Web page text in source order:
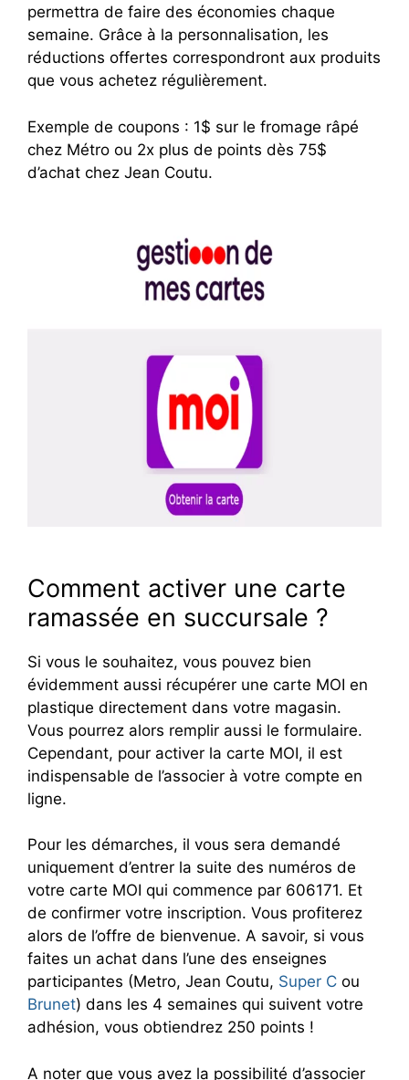
permettra de faire des économies chaque
semaine. Grâce à la personnalisation, les
réductions offertes correspondront aux produits
que vous achetez régulièrement.
Exemple de coupons : 1$ sur le fromage râpé
chez Métro ou 2x plus de points dès 75$
d’achat chez Jean Coutu.
Comment activer une carte
ramassée en succursale ?
Si vous le souhaitez, vous pouvez bien
évidemment aussi récupérer une carte MOI en
plastique directement dans votre magasin.
Vous pourrez alors remplir aussi le formulaire.
Cependant, pour activer la carte MOI, il est
indispensable de l’associer à votre compte en
ligne.
Pour les démarches, il vous sera demandé
uniquement d’entrer la suite des numéros de
votre carte MOI qui commence par 606171. Et
de confirmer votre inscription. Vous profiterez
alors de l’offre de bienvenue. A savoir, si vous
faites un achat dans l’une des enseignes
participantes (Metro, Jean Coutu, Super C ou
Brunet) dans les 4 semaines qui suivent votre
adhésion, vous obtiendrez 250 points !
A noter que vous avez la possibilité d’associer